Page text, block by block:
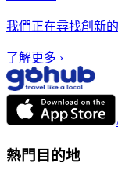
我們正在尋找創新
了解更多 ›
熱門目的地